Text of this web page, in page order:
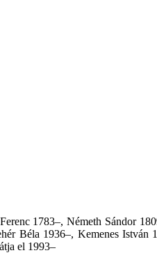
1783–, Németh Sándor
Béla 1936–, Kemenes
el 1993–